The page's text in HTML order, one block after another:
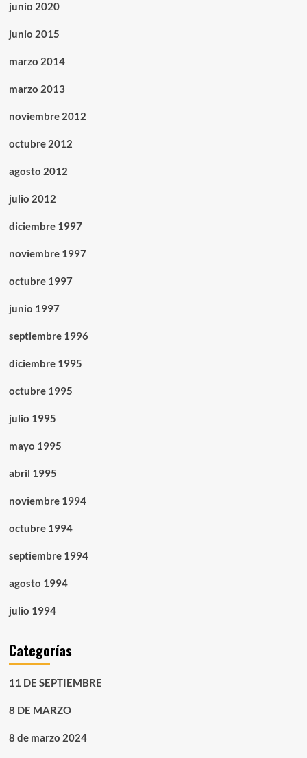
junio 2020
junio 2015
marzo 2014
marzo 2013
noviembre 2012
octubre 2012
agosto 2012
julio 2012
diciembre 1997
noviembre 1997
octubre 1997
junio 1997
septiembre 1996
diciembre 1995
octubre 1995
julio 1995
mayo 1995
abril 1995
noviembre 1994
octubre 1994
septiembre 1994
agosto 1994
julio 1994
Categorías
11 DE SEPTIEMBRE
8 DE MARZO
8 de marzo 2024